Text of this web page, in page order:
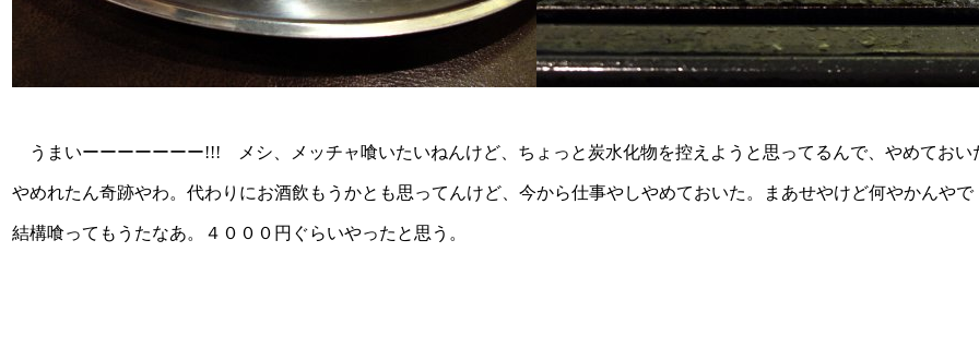
うまいーーーーーーー!!! メシ、メッチャ喰いたいねんけど、ちょっと炭水化物を控えようと思ってるんで、やめておい
やめれたん奇跡やわ。代わりにお酒飲もうかとも思ってんけど、今から仕事やしやめておいた。まあせやけど何やかんやで
結構喰ってもうたなあ。４０００円ぐらいやったと思う。